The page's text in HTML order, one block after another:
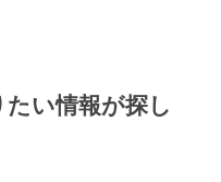
い情報が探し